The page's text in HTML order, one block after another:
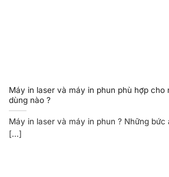
Máy in laser và máy in phun phù hợp cho
dùng nào ?
Máy in laser và máy in phun ? Những
[...]